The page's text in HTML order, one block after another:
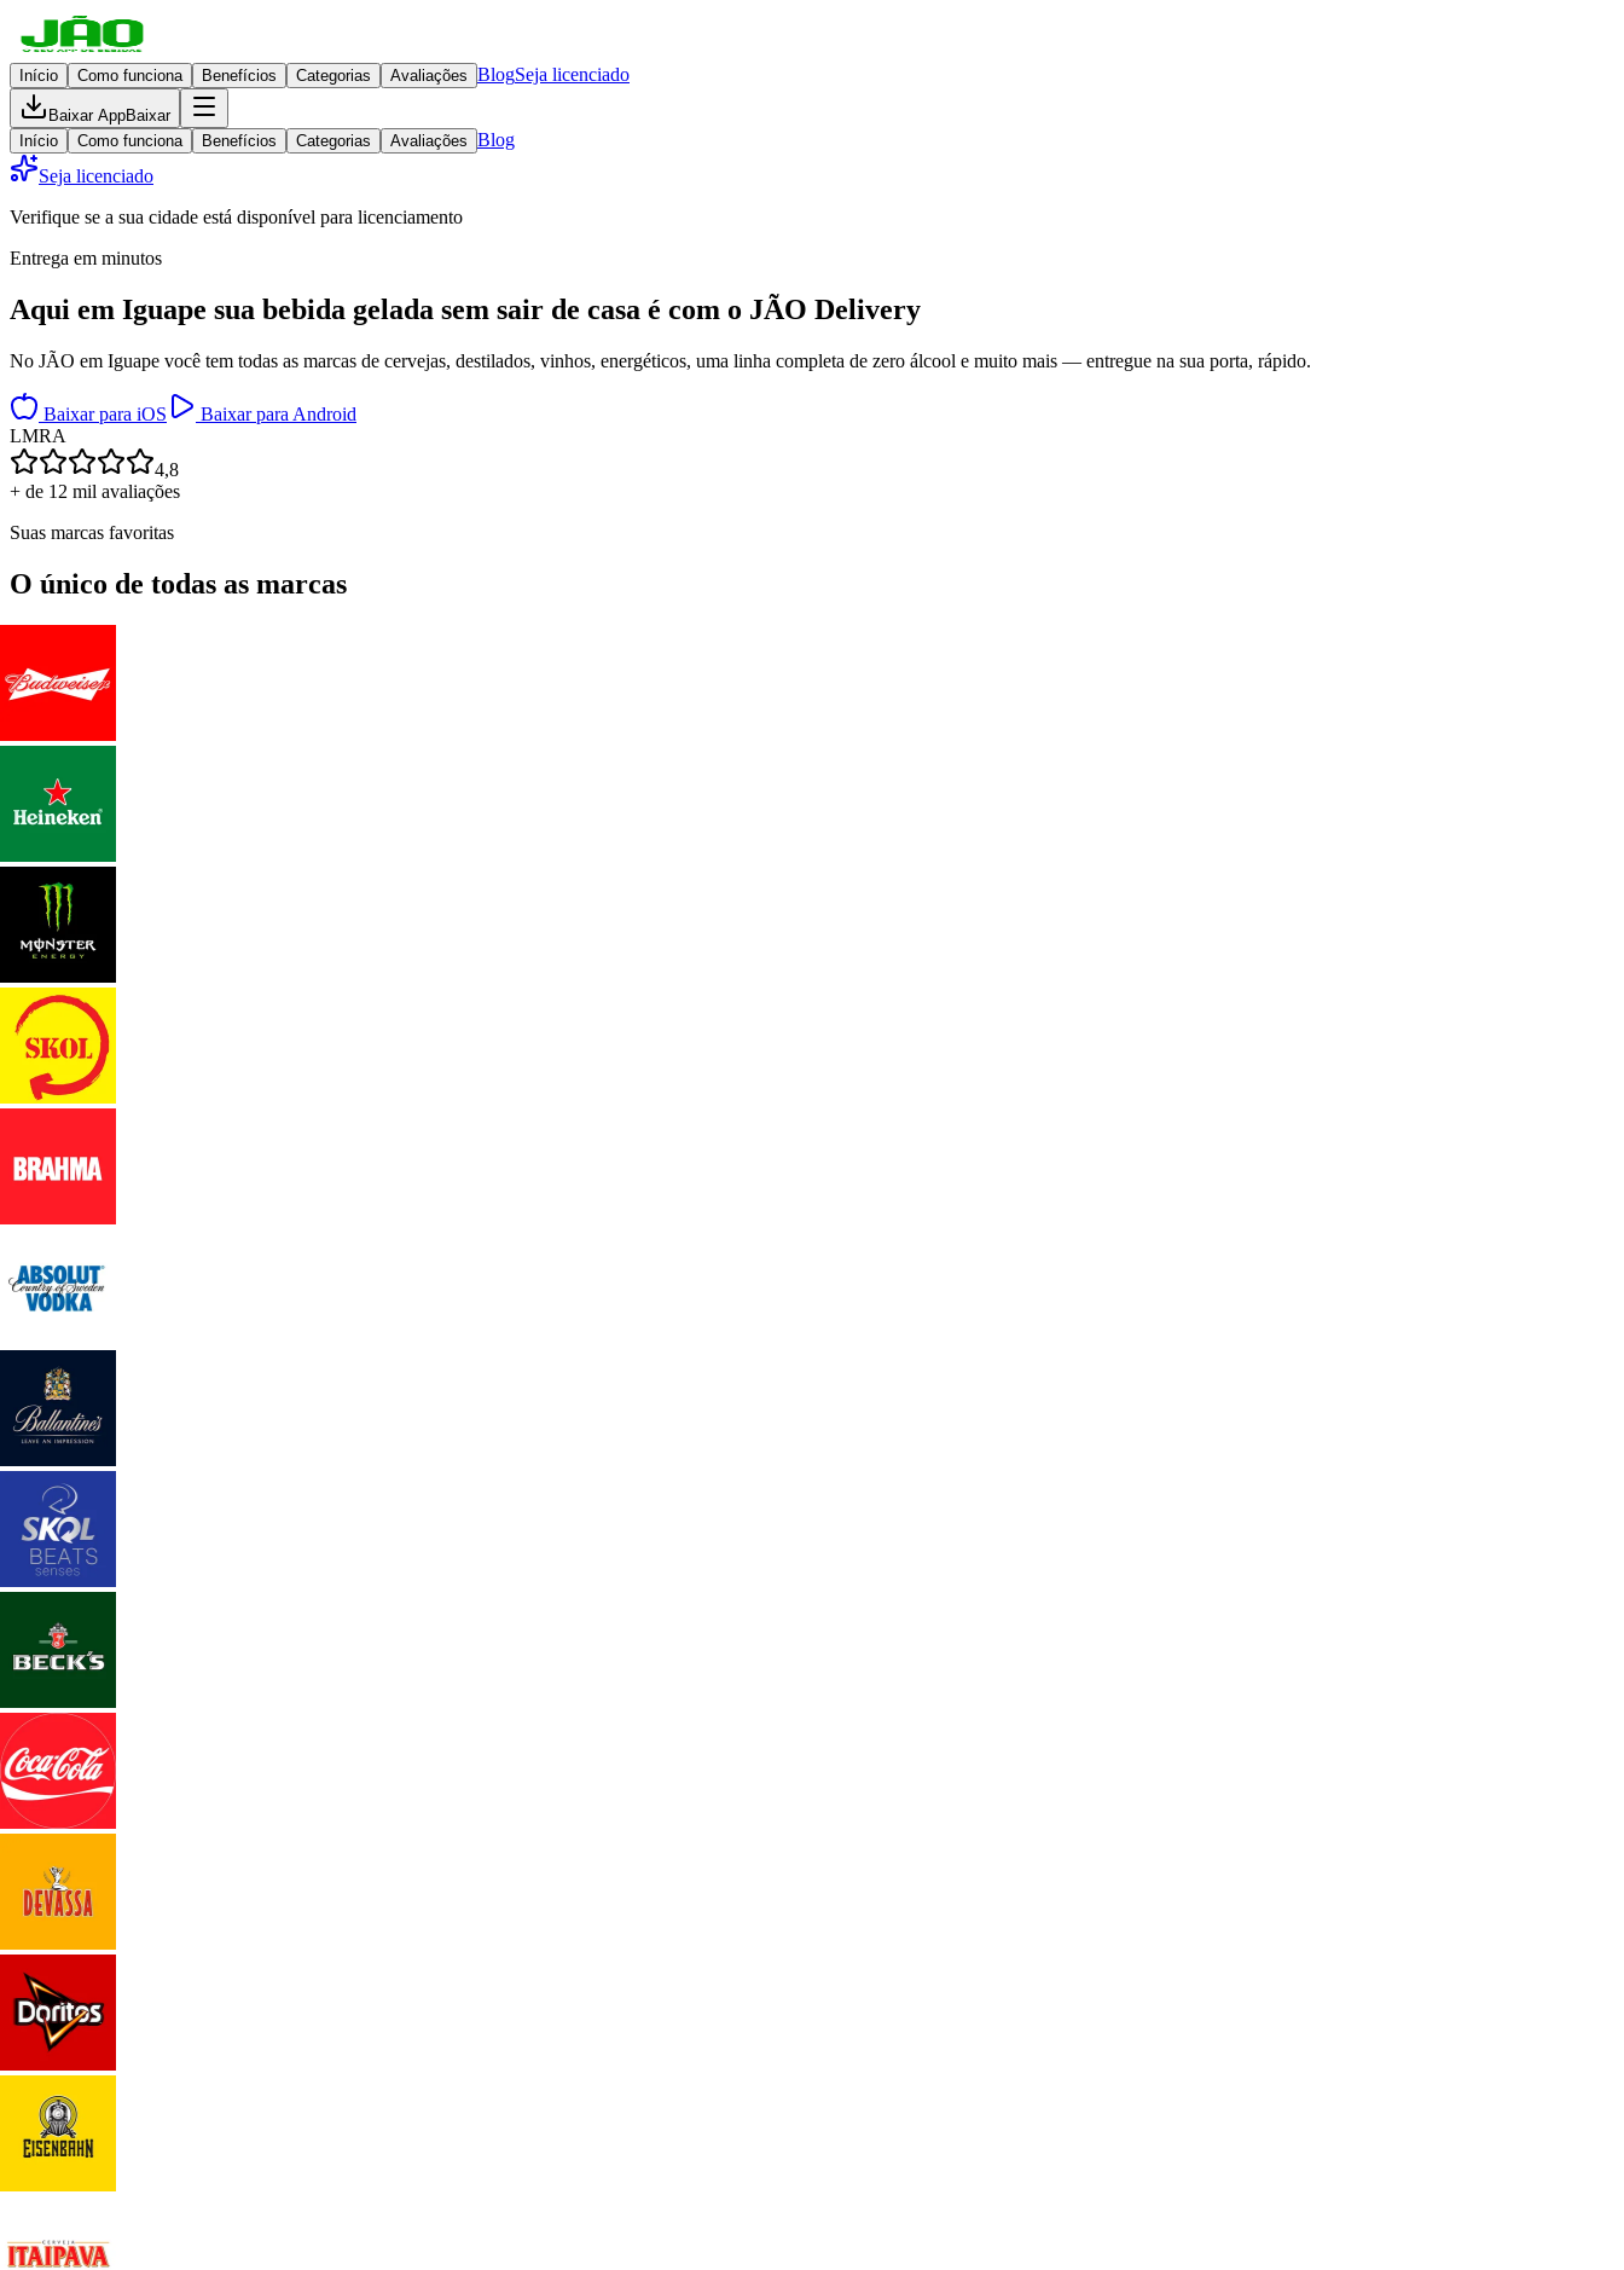
Início Como funciona Benefícios Categorias Avaliações BlogSeja licenciado
Baixar AppBaixar
Início
Como funciona Benefícios Categorias Avaliações Blog
Seja licenciado
Verifique se a sua cidade está disponível para licenciamento
Entrega em minutos
Aqui em Iguape sua bebida gelada sem sair de casa é com o JÃO Delivery
No JÃO em Iguape você tem todas as marcas de cervejas, destilados, vinhos, energéticos, uma linha completa de zero álcool e muito mais — entregue na sua porta, rápido.
Baixar para iOS
Baixar para Android
LMRA
4,8
+ de 12 mil avaliações
Suas marcas favoritas
O único de todas as marcas